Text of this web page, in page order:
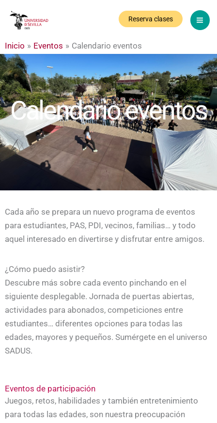
Reserva clases
Inicio Eventos Calendario eventos
Calendario eventos
Calendario eventos
Cada año se prepara un nuevo programa de eventos
para estudiantes, PAS, PDI, vecinos, familias… y todo
aquel interesado en divertirse y disfrutar entre amigos.
¿Cómo puedo asistir?
Descubre más sobre cada evento pinchando en el
siguiente desplegable. Jornada de puertas abiertas,
actividades para abonados, competiciones entre
estudiantes… diferentes opciones para todas las
edades, mayores y pequeños. Sumérgete en el universo
SADUS.
Eventos de participación
Juegos, retos, habilidades y también entretenimiento
para todas las edades, son nuestra preocupación